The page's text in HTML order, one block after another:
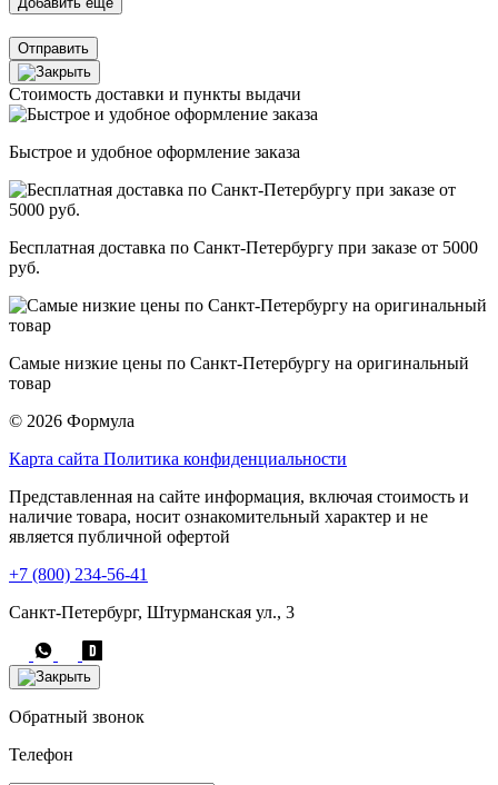
Отправить
Стоимость доставки и пункты выдачи
Быстрое и удобное оформление заказа
Бесплатная доставка по Санкт-Петербургу при заказе от 5000
руб.
Самые низкие цены по Санкт-Петербургу на оригинальный
товар
© 2026 Формула
Карта сайта Политика конфиденциальности
Представленная на сайте информация, включая стоимость и
наличие товара, носит ознакомительный характер и не
является публичной офертой
+7 (800) 234-56-41
Санкт-Петербург, Штурманская ул., 3
Обратный звонок
Телефон